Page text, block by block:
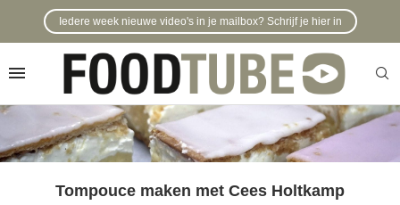
Iedere week nieuwe video's in je mailbox? Schrijf je hier in
Tompouce maken met Cees Holtkamp